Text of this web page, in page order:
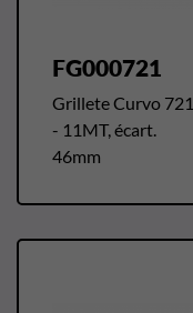
FG000721
Grillete Curvo 721
- 11MT, écart.
46mm